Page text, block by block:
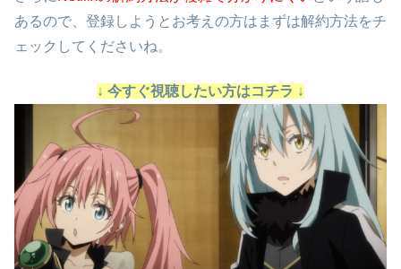
あるので、登録しようとお考えの方はまずは解約方法をチ
ェックしてくださいね。
↓ 今すぐ視聴したい方はコチラ ↓